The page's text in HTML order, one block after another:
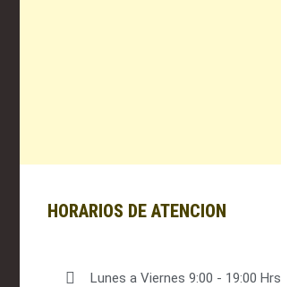
HORARIOS DE ATENCION
Lunes a Viernes 9:00 - 19:00 Hrs